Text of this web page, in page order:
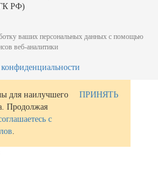
РФ)
ваших персональных данных с помощью
веб-аналитики
для наилучшего
Продолжая
с
ПРИНЯТЬ